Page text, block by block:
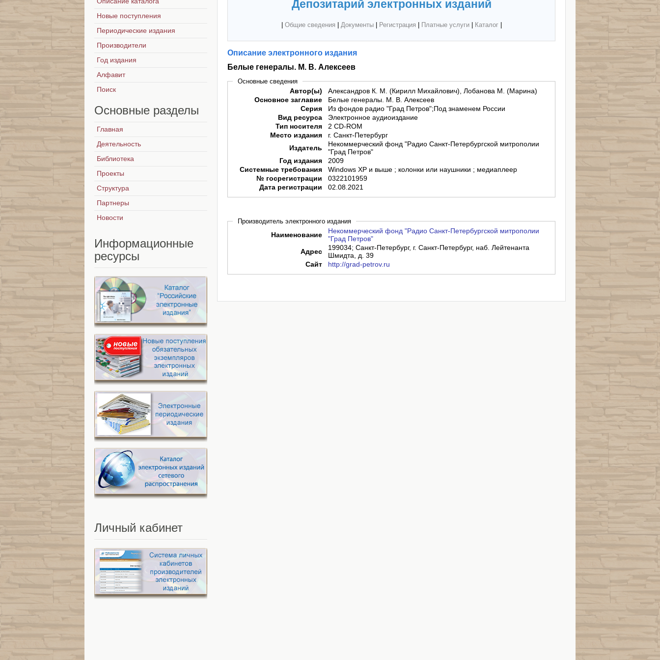
Депозитарий электронных изданий
Общие сведения Документы| Регистрация Платные услуги| Каталог|
Описание электронного издания
Белые генералы. М. В. Алексеев
Основные сведения
Автор(ы)
Александров К. М. (Кирилл Михайлович), Лобанова М. (Марина)
Основное заглавие
Белые генералы. М. В. Алексеев
Серия
Из фондов радио "Град Петров";Под знаменем России
Вид ресурса
Электронное аудиоиздание
Тип носителя
2 CD-ROM
Место издания
г. Санкт-Петербург
Издатель
Некоммерческий фонд "Радио Санкт-Петербургской митрополии
"Град Петров"
Год издания
2009
Системные требования
Windows XP и выше ; колонки или наушники ; медиаплеер
№ госрегистрации
0322101959
Дата регистрации
02.08.2021
Производитель электронного издания
Наименование
Некоммерческий фонд "Радио Санкт-Петербургской митрополии
"Град Петров"
Адрес
199034; Санкт-Петербург, г. Санкт-Петербург, наб. Лейтенанта
Шмидта, д. 39
Сайт
http://grad-petrov.ru
Новые поступления
Периодические издания
Производители
Год издания
Алфавит
Поиск
Основные разделы
Главная
Деятельность
Библиотека
Проекты
Структура
Партнеры
Новости
Информационные
ресурсы
Личный кабинет